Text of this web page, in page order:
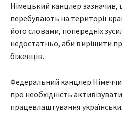
Німецький канцлер зазначив,
перебувають на території
його словами, попередніх
недостатньо, аби вирішити
біженців.
Федеральний канцлер
про необхідність
працевлаштування